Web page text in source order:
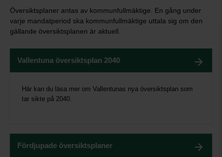
Översiktsplaner antas av kommunfullmäktige. En gång under
varje mandatperiod ska kommunfullmäktige uttala sig om den
gällande översiktsplanen är aktuell.
Vallentuna översiktsplan 2040
Här kan du läsa mer om Vallentunas nya översiktsplan som
tar sikte på 2040.
Fördjupade översiktsplaner